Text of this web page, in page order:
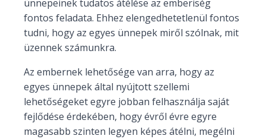
ünnepeinek tudatos átélése az emberiség
fontos feladata. Ehhez elengedhetetlenül fontos
tudni, hogy az egyes ünnepek miről szólnak, mit
üzennek számunkra.
Az embernek lehetősége van arra, hogy az
egyes ünnepek által nyújtott szellemi
lehetőségeket egyre jobban felhasználja saját
fejlődése érdekében, hogy évről évre egyre
magasabb szinten legyen képes átélni, megélni